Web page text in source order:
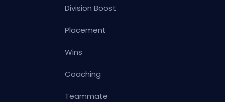
Division Boost
Placement
Wins
Coaching
Teammate